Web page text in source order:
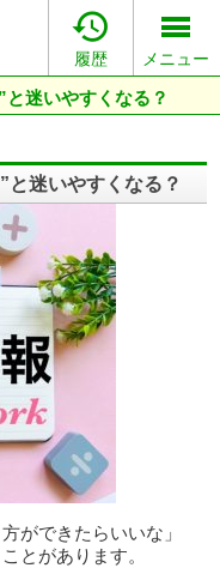

履歴 メニュー
迷いやすくなる？
と迷いやすくなる？
ができたらいいな」
とがあります。